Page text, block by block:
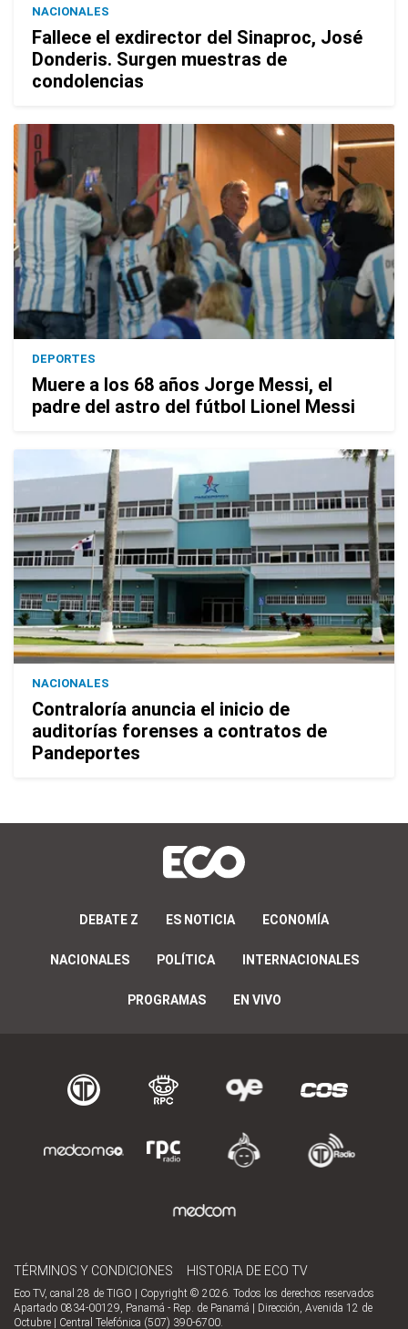
NACIONALES
Fallece el exdirector del Sinaproc, José
Donderis. Surgen muestras de
condolencias
DEPORTES
Muere a los 68 años Jorge Messi, el
padre del astro del fútbol Lionel Messi
NACIONALES
Contraloría anuncia el inicio de
auditorías forenses a contratos de
Pandeportes
DEBATE Z ES NOTICIA ECONOMÍA
NACIONALES POLÍTICA INTERNACIONALES
PROGRAMAS EN VIVO
TÉRMINOS Y CONDICIONES HISTORIA DE ECO TV
Eco TV, canal 28 de TIGO | Copyright © 2026. Todos los derechos reservados
Apartado 0834-00129, Panamá - Rep. de Panamá | Dirección, Avenida 12 de
Octubre | Central Telefónica (507) 390-6700.